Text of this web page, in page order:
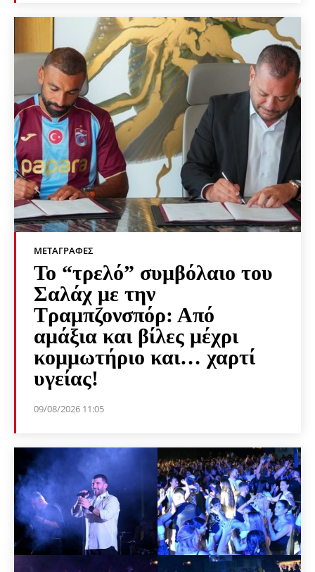
ΜΕΤΑΓΡΑΦΈΣ
Το “τρελό” συμβόλαιο του
Σαλάχ με την
Τραμπζονσπόρ: Από
αμάξια και βίλες μέχρι
κομμωτήριο και… χαρτί
υγείας!
09/08/2026 11:05